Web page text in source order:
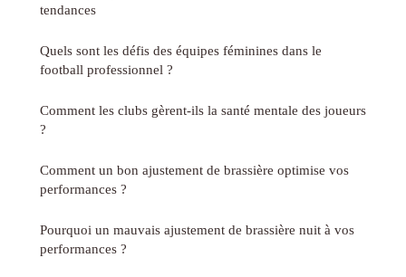
tendances
Quels sont les défis des équipes féminines dans le
football professionnel ?
Comment les clubs gèrent-ils la santé mentale des joueurs
?
Comment un bon ajustement de brassière optimise vos
performances ?
Pourquoi un mauvais ajustement de brassière nuit à vos
performances ?